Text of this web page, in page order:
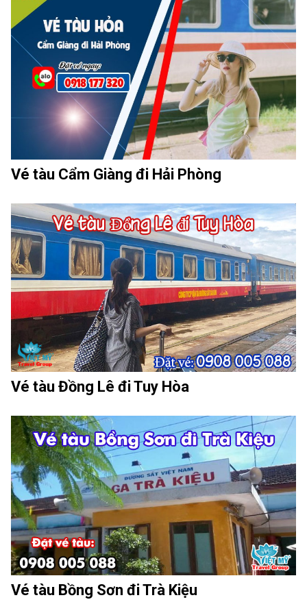
Vé tàu Cẩm Giàng đi Hải Phòng
Vé tàu Đồng Lê đi Tuy Hòa
Vé tàu Bồng Sơn đi Trà Kiệu